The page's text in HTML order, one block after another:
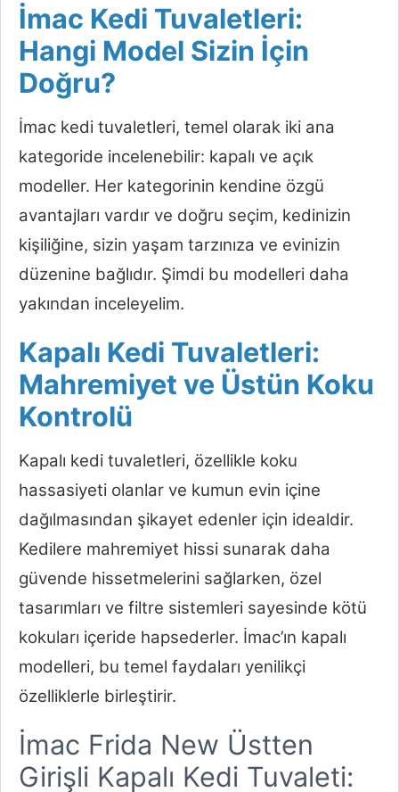
İmac Kedi Tuvaletleri:
Hangi Model Sizin İçin
Doğru?
İmac kedi tuvaletleri, temel olarak iki ana
kategoride incelenebilir: kapalı ve açık
modeller. Her kategorinin kendine özgü
avantajları vardır ve doğru seçim, kedinizin
kişiliğine, sizin yaşam tarzınıza ve evinizin
düzenine bağlıdır. Şimdi bu modelleri daha
yakından inceleyelim.
Kapalı Kedi Tuvaletleri:
Mahremiyet ve Üstün Koku
Kontrolü
Kapalı kedi tuvaletleri, özellikle koku
hassasiyeti olanlar ve kumun evin içine
dağılmasından şikayet edenler için idealdir.
Kedilere mahremiyet hissi sunarak daha
güvende hissetmelerini sağlarken, özel
tasarımları ve filtre sistemleri sayesinde kötü
kokuları içeride hapsederler. İmac’ın kapalı
modelleri, bu temel faydaları yenilikçi
özelliklerle birleştirir.
İmac Frida New Üstten
Girişli Kapalı Kedi Tuvaleti: